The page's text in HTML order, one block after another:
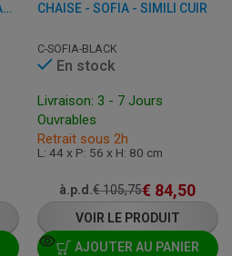
CHAISE DE CAFÉ, RESTAURANT ET HORECA – SOFIA – SIMILI CUIR CHAISE - SOFIA - SIMILI CUIR
C-SOFIA-BLACK
En stock
Livraison: 3 - 7 Jours
Ouvrables
Retrait sous 2h
L: 44 x P: 56 x H: 80 cm
à.p.d.€105,75€ 84,50
VOIR LE PRODUIT
AJOUTER AU PANIER